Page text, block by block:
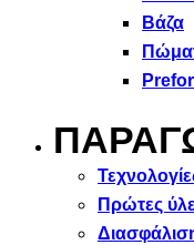
Βάζα
Πρώτες